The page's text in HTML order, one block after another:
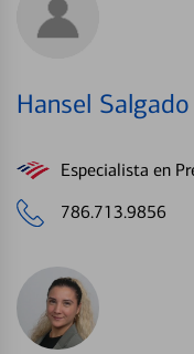
Hansel Salgado
Especialista en
786.713.9856